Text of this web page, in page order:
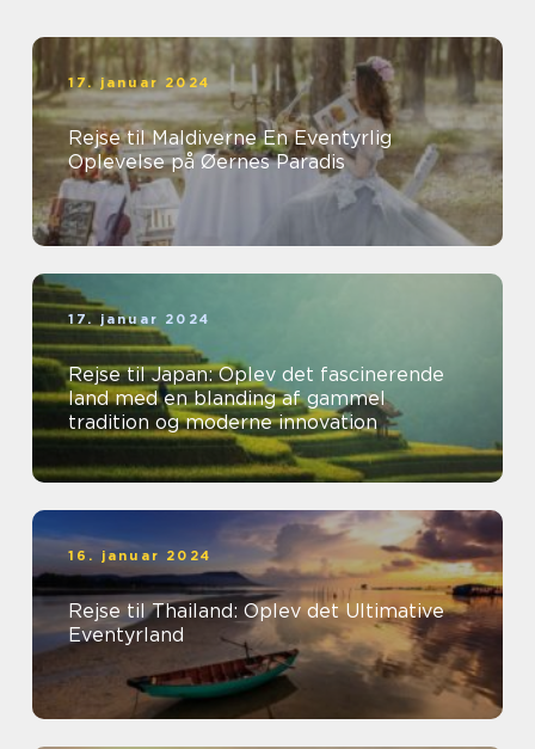
17. januar 2024
Rejse til Maldiverne En Eventyrlig
Oplevelse på Øernes Paradis
17. januar 2024
Rejse til Japan: Oplev det fascinerende
land med en blanding af gammel
tradition og moderne innovation
16. januar 2024
Rejse til Thailand: Oplev det Ultimative
Eventyrland